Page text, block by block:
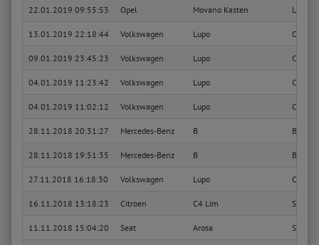
22.01.2019 09:55:53 Opel Movano Kasten L1H2
13.01.2019 22:18:44 Volkswagen Lupo College
09.01.2019 23:45:23 Volkswagen Lupo College
04.01.2019 11:23:42 Volkswagen Lupo College
04.01.2019 11:02:12 Volkswagen Lupo College
28.11.2018 20:31:27 Mercedes-Benz B B 200
28.11.2018 19:51:35 Mercedes-Benz B B 200
27.11.2018 16:18:30 Volkswagen Lupo College
16.11.2018 13:18:23 Citroen C4 Lim
11.11.2018 15:04:20 Seat Arosa Stella